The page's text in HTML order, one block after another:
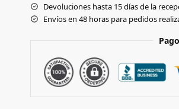
Devoluciones hasta 15 días de la
Envíos en 48 horas para pedidos